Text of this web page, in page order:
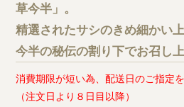
草今半」。
精選されたサシのきめ細かい
今半の秘伝の割り下でお召し
消費期限が短い為、配送日のご指定
（注文日より８日目以降）